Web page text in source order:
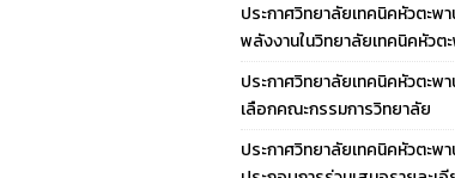
ประกาศวิทยาลัยเทคนิคหัวตะพ
พลังงานในวิทยาลัยเทคนิคหัวต
ประกาศวิทยาลัยเทคนิคหัวตะพ
เลือกคณะกรรมการวิทยาลัย
ประกาศวิทยาลัยเทคนิคหัวตะพ